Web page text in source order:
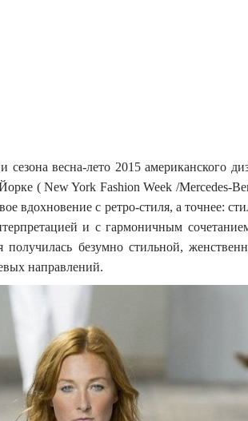
сезона весна-лето 2015 американского
( New York Fashion Week /Mercedes-
вдохновение с ретро-стиля, а точнее:
и с гармоничным
получилась безумно стильной,
направлений.